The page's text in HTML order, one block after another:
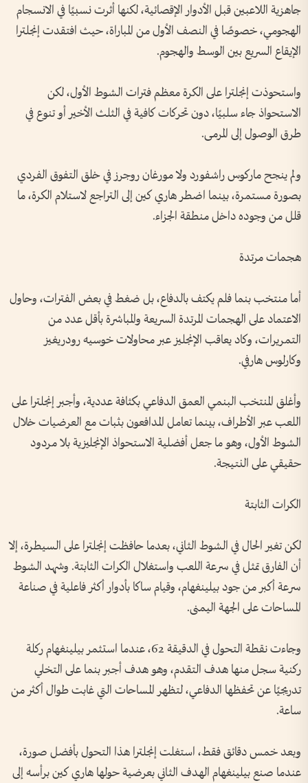
جاهزية اللاعبين قبل الأدوار الإقصائية، لكنها أثرت نسبيًا في الانسجام
الهجومي، خصوصًا في النصف الأول من المباراة، حيث افتقدت إنجلترا
الإيقاع السريع بين الوسط والهجوم.
واستحوذت إنجلترا على الكرة معظم فترات الشوط الأول، لكن
الاستحواذ جاء سلبيًا، دون تحركات كافية في الثلث الأخير أو تنوع في
طرق الوصول إلى المرمى.
ولم ينجح ماركوس راشفورد ولا مورغان روجرز في خلق التفوق الفردي
بصورة مستمرة، بينما اضطر هاري كين إلى التراجع لاستلام الكرة، ما
قلل من وجوده داخل منطقة الجزاء.
هجمات مرتدة
أما منتخب بنما فلم يكتف بالدفاع، بل ضغط في بعض الفترات، وحاول
الاعتماد على الهجمات المرتدة السريعة والمباشرة بأقل عدد من
التمريرات، وكاد يعاقب الإنجليز عبر محاولات خوسيه رودريغيز
وكارلوس هارفي.
وأغلق المنتخب البنمي العمق الدفاعي بكثافة عددية، وأجبر إنجلترا على
اللعب عبر الأطراف، بينما تعامل المدافعون بثبات مع العرضيات خلال
الشوط الأول، وهو ما جعل أفضلية الاستحواذ الإنجليزية بلا مردود
حقيقي على النتيجة.
الكرات الثابتة
لكن تغير الحال في الشوط الثاني، بعدما حافظت إنجلترا على السيطرة، إلا
أن الفارق تمثل في سرعة اللعب واستغلال الكرات الثابتة. وشهد الشوط
سرعة أكبر من جود بيلينغهام، وقيام ساكا بأدوار أكثر فاعلية في صناعة
المساحات على الجهة اليمنى.
وجاءت نقطة التحول في الدقيقة 62، عندما استثمر بيلينغهام ركلة
ركنية سجل منها هدف التقدم، وهو هدف أجبر بنما على التخلي
تدريجيًا عن تحفظها الدفاعي، لتظهر المساحات التي غابت طوال أكثر من
ساعة.
وبعد خمس دقائق فقط، استغلت إنجلترا هذا التحول بأفضل صورة،
عندما صنع بيلينغهام الهدف الثاني بعرضية حولها هاري كين برأسه إلى